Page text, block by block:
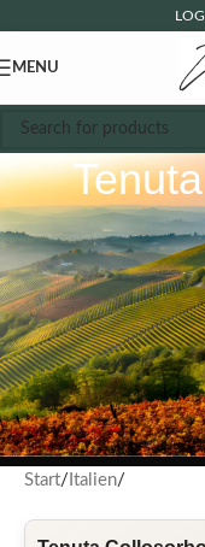
MENU
Start Italien